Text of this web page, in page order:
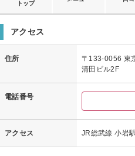
トップ
アクセス
住所
〒133-0056 東
清田ビル2F
電話番号
アクセス JR総武線 小岩